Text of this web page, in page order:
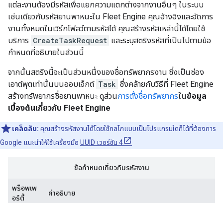
แต่ละงานต้องมีรหัสเพื่อแยกความแตกต่างจากงานอื่นๆ ในระบบ
เช่นเดียวกับรหัสยานพาหนะใน Fleet Engine คุณอ้างอิงและจัดการ
งานทั้งหมดในเวิร์กโฟลว์ตามรหัสได้ คุณสร้างรหัสเหล่านี้ได้โดยใช้
บริการ CreateTaskRequest และระบุสตริงรหัสที่เป็นไปตามข้อ
กำหนดที่อธิบายในส่วนนี้
จากนั้นสตริงนี้จะเป็นส่วนหนึ่งของชื่อทรัพยากรงาน ซึ่งเป็นช่อง
เอาต์พุตเท่านั้นบนออบเจ็กต์ Task ซึ่งคล้ายกับวิธีที่ Fleet Engine
สร้างทรัพยากรชื่อยานพาหนะ ดูส่วนการตั้งชื่อทรัพยากรในข้อมูล
เบื้องต้นเกี่ยวกับ Fleet Engine
เคล็ดลับ: คุณสร้างรหัสงานได้โดยใช้กลไกแบบเป็นโปรแกรมใดก็ได้ที่ต้องการ
Google แนะนำให้ใช้เครื่องมือ UUID เวอร์ชัน 4
ข้อกำหนดเกี่ยวกับรหัสงาน
พร็อพเพ
อร์ตี้
คำอธิบาย